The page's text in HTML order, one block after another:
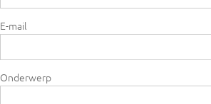
E-mail
Onderwerp